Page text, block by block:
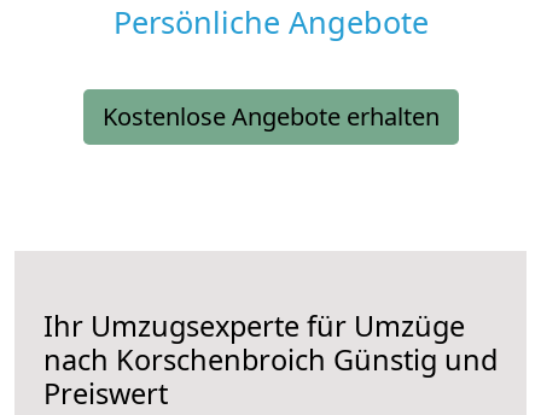
Persönliche Angebote
Kostenlose Angebote erhalten
Ihr Umzugsexperte für Umzüge
nach Korschenbroich Günstig und
Preiswert